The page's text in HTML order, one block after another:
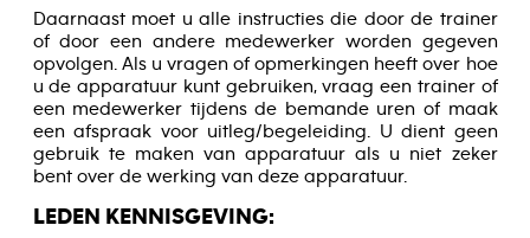
Daarnaast moet u alle instructies die door de trainer
of door een andere medewerker worden gegeven
opvolgen. Als u vragen of opmerkingen heeft over hoe
u de apparatuur kunt gebruiken, vraag een trainer of
een medewerker tijdens de bemande uren of maak
een afspraak voor uitleg/begeleiding. U dient geen
gebruik te maken van apparatuur als u niet zeker
bent over de werking van deze apparatuur.
LEDEN KENNISGEVING: